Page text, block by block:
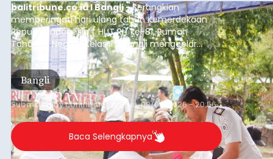
balitribune.co.id I Bangli -Serangkian
memperingati hari ulang tahun Kemerdekaan
Republik Indonesia ( HUT RI) ke-81, Rumah
Tahanan Negara Kelas II B Bangli menggelar
kegiatan pemeriksaan kesehatan gratis, Rabu
(6/8/2026).
Bangli
Submitted bycontributor Thu, 08/06/2026 - 20:56
Baca Selengkapnya